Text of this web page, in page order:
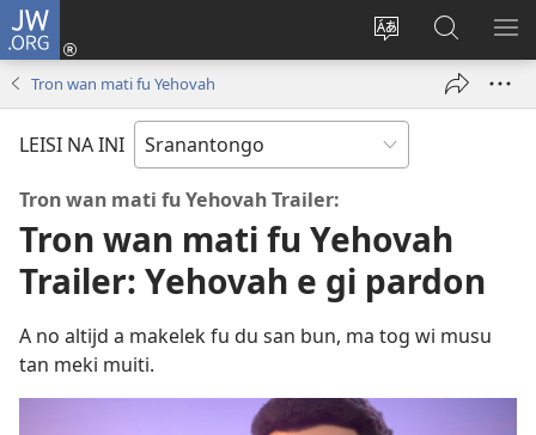
JW.ORG
Kenki
fu
Log
venster)
Suku
tapu
JW.ORG
Tron wan mati fu Yehovah
LEISI NA INI
Tron wan mati fu Yehovah Trailer:
Tron wan mati fu Yehovah
Trailer: Yehovah e gi pardon
A no altijd a makelek fu du san bun, ma tog wi musu
tan meki muiti.